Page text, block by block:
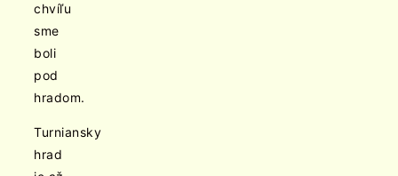
chvíľu
sme
boli
pod
hradom.
Turniansky
hrad